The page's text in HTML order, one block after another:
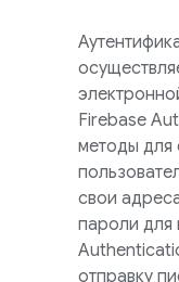
Firebase
методы для
свои
пароли для
отправку